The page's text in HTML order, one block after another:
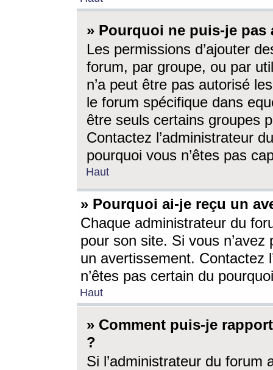
» Pourquoi ne puis-je
Les permissions d’ajouter
forum, par groupe, ou par
n’a peut être pas autorisé
le forum spécifique dans
être seuls certains groupes
Contactez l’administrateur
pourquoi vous n’êtes pas
Haut
» Pourquoi ai-je reçu un
Chaque administrateur du
pour son site. Si vous
un avertissement. Contactez
n’êtes pas certain du
Haut
» Comment puis-je
?
Si l’administrateur du forum